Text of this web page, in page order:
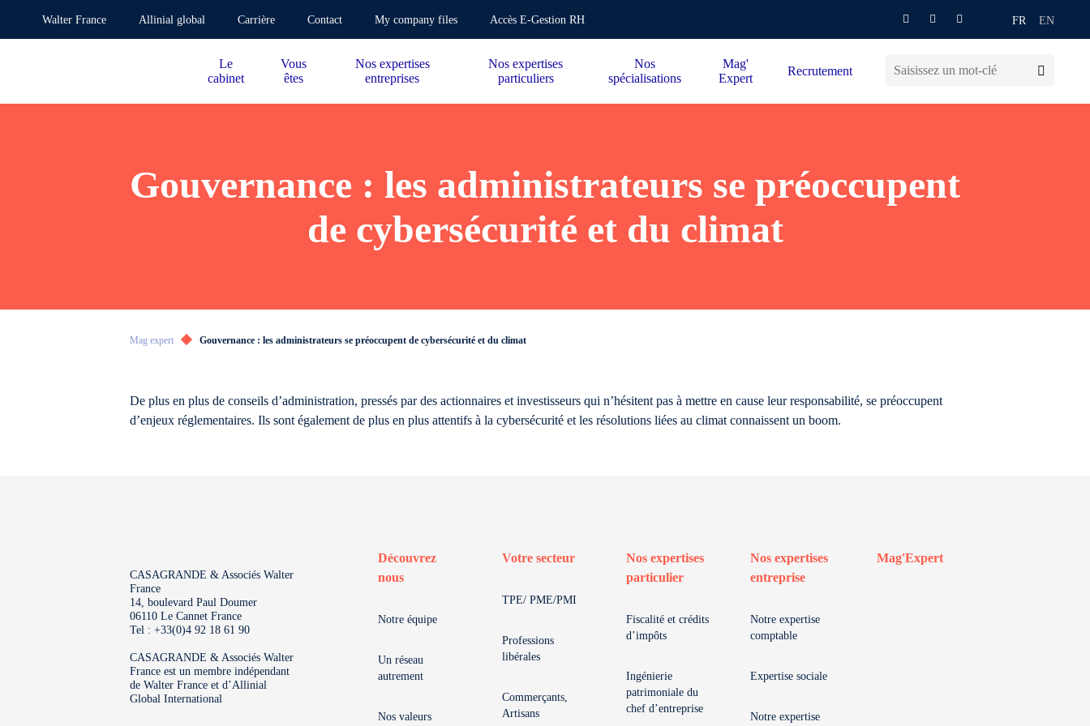
Walter France Allinial global Carrière Contact My company files Accès E-Gestion RH FR EN
Le
cabinet
Vous
êtes
Nos expertises
entreprises
Nos expertises
particuliers
Nos
spécialisations
Mag'
Expert
Recrutement
Gouvernance : les administrateurs se préoccupent
de cybersécurité et du climat
Mag expert Gouvernance : les administrateurs se préoccupent de cybersécurité et du climat
De plus en plus de conseils d’administration, pressés par des actionnaires et investisseurs qui n’hésitent pas à mettre en cause leur responsabilité, se préoccupent
d’enjeux réglementaires. Ils sont également de plus en plus attentifs à la cybersécurité et les résolutions liées au climat connaissent un boom.
CASAGRANDE & Associés Walter
France
14, boulevard Paul Doumer
06110 Le Cannet France
Tel : +33(0)4 92 18 61 90
CASAGRANDE & Associés Walter
France est un membre indépendant
de Walter France et d’Allinial
Global International
Découvrez
nous
Notre équipe
Un réseau
autrement
Nos valeurs
Votre secteur
TPE/ PME/PMI
Professions
libérales
Commerçants,
Artisans
Nos expertises
particulier
Fiscalité et crédits
d’impôts
Ingénierie
patrimoniale du
chef d’entreprise
Nos expertises
entreprise
Notre expertise
comptable
Expertise sociale
Notre expertise
Mag'Expert